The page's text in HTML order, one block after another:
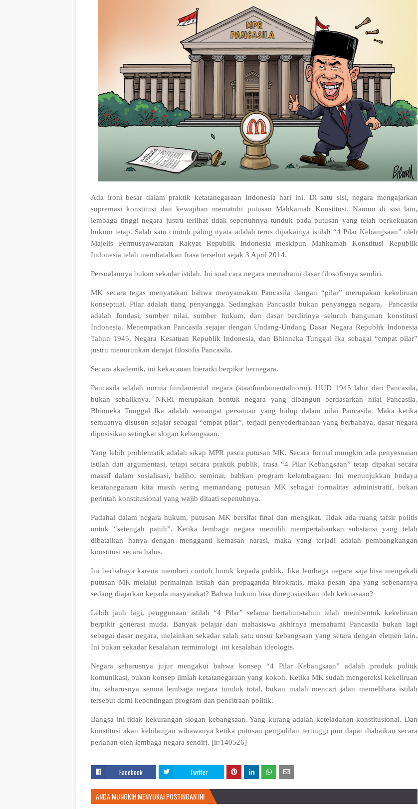
Ada ironi besar dalam praktik ketatanegaraan Indonesia hari ini. Di satu sisi, negara mengajarkan
supremasi konstitusi dan kewajiban mematuhi putusan Mahkamah Konstitusi. Namun di sisi lain,
lembaga tinggi negara justru terlihat tidak sepenuhnya tunduk pada putusan yang telah berkekuatan
hukum tetap. Salah satu contoh paling nyata adalah terus dipakainya istilah “4 Pilar Kebangsaan” oleh
Majelis Permusyawaratan Rakyat Republik Indonesia meskipun Mahkamah Konstitusi Republik
Indonesia telah membatalkan frasa tersebut sejak 3 April 2014.
Persoalannya bukan sekadar istilah. Ini soal cara negara memahami dasar filosofisnya sendiri.
MK secara tegas menyatakan bahwa menyamakan Pancasila dengan “pilar” merupakan kekeliruan
konseptual. Pilar adalah tiang penyangga. Sedangkan Pancasila bukan penyangga negara, Pancasila
adalah fondasi, sumber nilai, sumber hukum, dan dasar berdirinya seluruh bangunan konstitusi
Indonesia. Menempatkan Pancasila sejajar dengan Undang-Undang Dasar Negara Republik Indonesia
Tahun 1945, Negara Kesatuan Republik Indonesia, dan Bhinneka Tunggal Ika sebagai “empat pilar”
justru menurunkan derajat filosofis Pancasila.
Secara akademik, ini kekacauan hierarki berpikir bernegara.
Pancasila adalah norma fundamental negara (staatfundamentalnorm). UUD 1945 lahir dari Pancasila,
bukan sebaliknya. NKRI merupakan bentuk negara yang dibangun berdasarkan nilai Pancasila.
Bhinneka Tunggal Ika adalah semangat persatuan yang hidup dalam nilai Pancasila. Maka ketika
semuanya disusun sejajar sebagai “empat pilar”, terjadi penyederhanaan yang berbahaya, dasar negara
diposisikan setingkat slogan kebangsaan.
Yang lebih problematik adalah sikap MPR pasca putusan MK. Secara formal mungkin ada penyesuaian
istilah dan argumentasi, tetapi secara praktik publik, frasa “4 Pilar Kebangsaan” tetap dipakai secara
massif dalam sosialisasi, baliho, seminar, bahkan program kelembagaan. Ini menunjukkan budaya
ketatanegaraan kita masih sering memandang putusan MK sebagai formalitas administratif, bukan
perintah konstitusional yang wajib ditaati sepenuhnya.
Padahal dalam negara hukum, putusan MK bersifat final dan mengikat. Tidak ada ruang tafsir politis
untuk “setengah patuh”. Ketika lembaga negara memilih mempertahankan substansi yang telah
dibatalkan hanya dengan mengganti kemasan narasi, maka yang terjadi adalah pembangkangan
konstitusi secara halus.
Ini berbahaya karena memberi contoh buruk kepada publik. Jika lembaga negara saja bisa mengakali
putusan MK melalui permainan istilah dan propaganda birokratis, maka pesan apa yang sebenarnya
sedang diajarkan kepada masyarakat? Bahwa hukum bisa dinegosiasikan oleh kekuasaan?
Lebih jauh lagi, penggunaan istilah “4 Pilar” selama bertahun-tahun telah membentuk kekeliruan
berpikir generasi muda. Banyak pelajar dan mahasiswa akhirnya memahami Pancasila bukan lagi
sebagai dasar negara, melainkan sekadar salah satu unsur kebangsaan yang setara dengan elemen lain.
Ini bukan sekadar kesalahan terminologi ini kesalahan ideologis.
Negara seharusnya jujur mengakui bahwa konsep “4 Pilar Kebangsaan” adalah produk politik
komunikasi, bukan konsep ilmiah ketatanegaraan yang kokoh. Ketika MK sudah mengoreksi kekeliruan
itu, seharusnya semua lembaga negara tunduk total, bukan malah mencari jalan memelihara istilah
tersebut demi kepentingan program dan pencitraan politik.
Bangsa ini tidak kekurangan slogan kebangsaan. Yang kurang adalah keteladanan konstitusional. Dan
konstitusi akan kehilangan wibawanya ketika putusan pengadilan tertinggi pun dapat diabaikan secara
perlahan oleh lembaga negara sendiri. [ir/140526]
Facebook Twitter
ANDA MUNGKIN MENYUKAI POSTINGAN INI